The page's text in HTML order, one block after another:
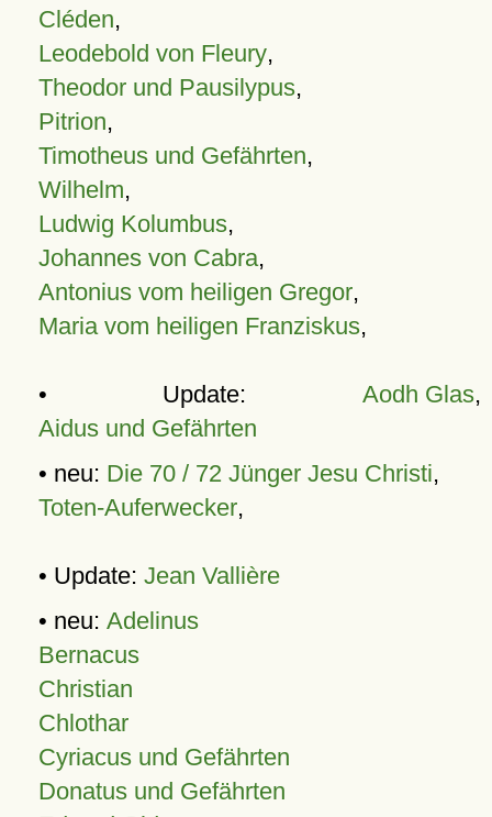
Cléden,
Leodebold von Fleury,
Theodor und Pausilypus,
Pitrion,
Timotheus und Gefährten,
Wilhelm,
Ludwig Kolumbus,
Johannes von Cabra,
Antonius vom heiligen Gregor,
Maria vom heiligen Franziskus,
• Update: Aodh Glas,
Aidus und Gefährten
• neu: Die 70 / 72 Jünger Jesu Christi,
Toten-Auferwecker,
• Update: Jean Vallière
• neu: Adelinus
Bernacus
Christian
Chlothar
Cyriacus und Gefährten
Donatus und Gefährten